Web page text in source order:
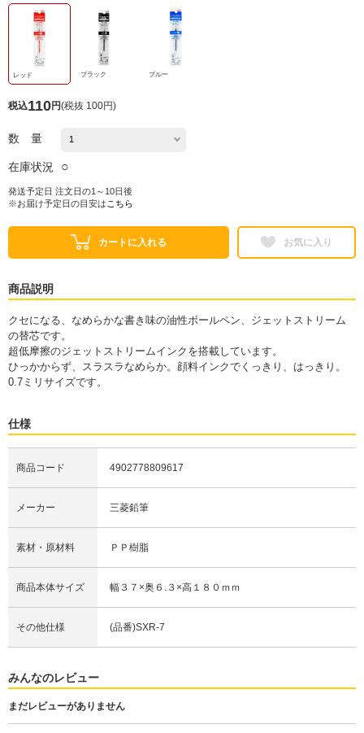
レッド ブラック ブルー
税込110円(税抜 100円)
数 量
在庫状況 ○
発送予定日 注文日の1～10日後
※お届け予定日の目安は こちら
カートに入れる お気に入り
商品説明
クセになる、なめらかな書き味の油性ボールペン、ジェットストリーム
の替芯です。
超低摩擦のジェットストリームインクを搭載しています。
ひっかからず、スラスラなめらか。顔料インクでくっきり、はっきり。
0.7ミリサイズです。
仕様
商品コード 4902778809617
メーカー 三菱鉛筆
素材・原材料 ＰＰ樹脂
商品本体サイズ 幅３７×奥６.３×高１８０ｍｍ
その他仕様 (品番)SXR-7
みんなのレビュー
まだレビューがありません